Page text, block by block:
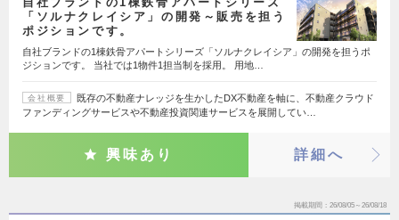
「ソルナクレイシア」の開発～販売を担う
ポジションです。
自社ブランドの1棟鉄骨アパートシリーズ「ソルナクレイシア」の開発を担うポ
ジションです。 当社では1物件1担当制を採用。 用地…
会社概要
既存の不動産ナレッジを生かしたDX不動産を軸に、不動産クラウド
ファンディングサービスや不動産投資関連サービスを展開してい…
興味あり 詳細へ
掲載期間 26/08/05～26/08/18